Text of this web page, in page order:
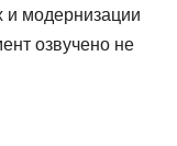
и модернизации
озвучено не